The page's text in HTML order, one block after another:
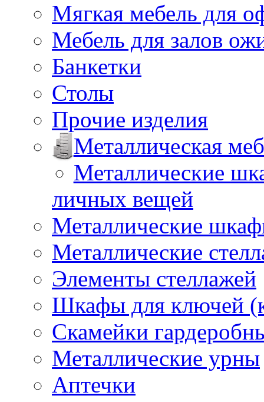
Мягкая мебель для
Мебель для залов
Банкетки
Столы
Прочие изделия
Металлическая
Металлические
личных вещей
Металлические
Металлические
Элементы стеллажей
Шкафы для ключей
Скамейки
Металлические урны
Аптечки